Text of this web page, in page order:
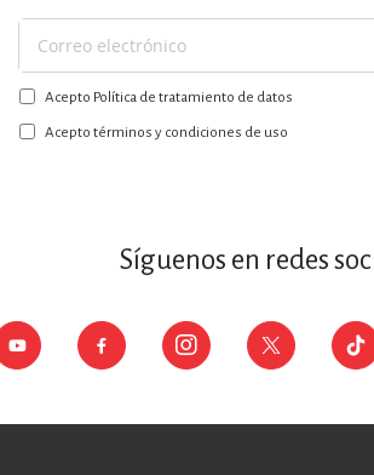
Suscríbase
a
nuestro
boletín:
Acepto Política de tratamiento de datos
Acepto términos y condiciones de uso
Síguenos en redes